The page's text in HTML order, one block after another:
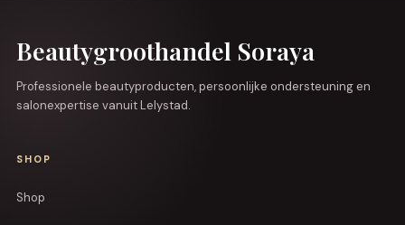
Beautygroothandel Soraya
Professionele beautyproducten, persoonlijke ondersteuning en
salonexpertise vanuit Lelystad.
SHOP
Shop